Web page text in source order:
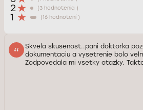
2 (3 hodnotenia )
1 (16 hodnotení )
Skvela skusenost..pani doktorka
dokumentaciu a vysetrenie bolo
Zodpovedala mi vsetky otazky.